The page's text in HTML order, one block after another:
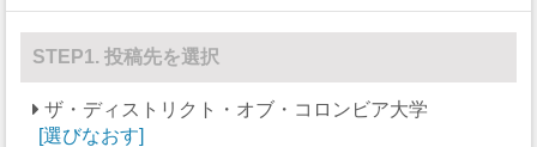
セーリング 0 0
スキー 0
サッカー 24 0
STEP1. 投稿先を選択
ザ・ディストリクト・オブ・コロンビア大学
選びなおす